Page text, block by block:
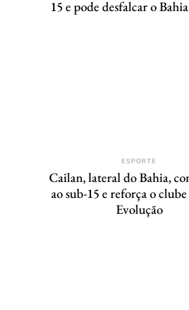
15 e pode desfalcar o
ESPORTE
Cailan, lateral do Bahia,
ao sub-15 e reforça o
Evolução